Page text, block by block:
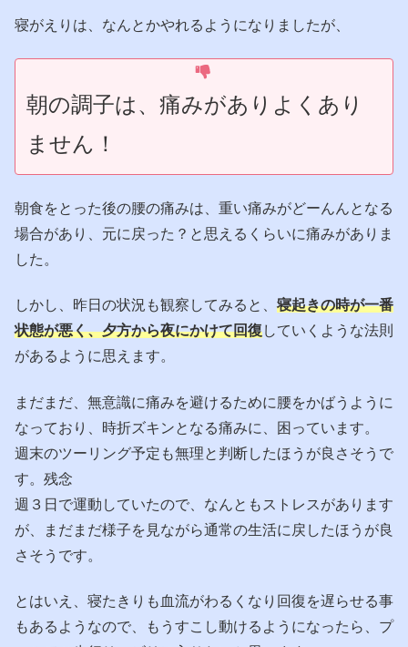
寝がえりは、なんとかやれるようになりましたが、
朝の調子は、痛みがありよくあり
ません！
朝食をとった後の腰の痛みは、重い痛みがどーんんとなる
場合があり、元に戻った？と思えるくらいに痛みがありま
した。
しかし、昨日の状況も観察してみると、 寝起きの時が一番
状態が悪く、夕方から夜にかけて回復していくような法則
があるように思えます。
まだまだ、無意識に痛みを避けるために腰をかばうように
なっており、時折ズキンとなる痛みに、困っています。
週末のツーリング予定も無理と判断したほうが良さそうで
す。残念
週３日で運動していたので、なんともストレスがあります
が、まだまだ様子を見ながら通常の生活に戻したほうが良
さそうです。
とはいえ、寝たきりも血流がわるくなり回復を遅らせる事
もあるようなので、もうすこし動けるようになったら、プ